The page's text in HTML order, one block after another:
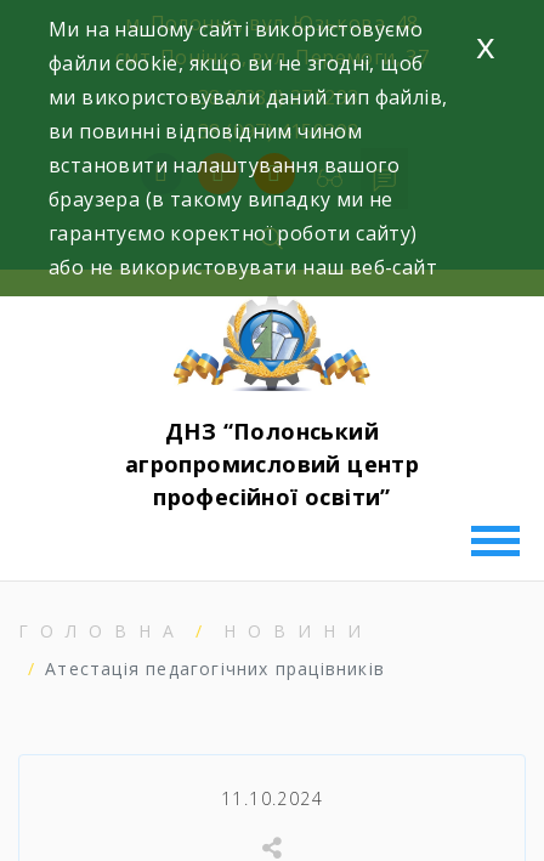
content
м. Полонне, вул. Юзькова, 48
смт. Понінка, вул. Перемоги, 37
+38 (0384) 371293
+38 (097) 4159398
facebookinstagramyoutube
ДНЗ “Полонський
агропромисловий центр
професійної освіти”
ГОЛОВНА
НОВИНИ
Атестація педагогічних працівників
11.10.2024
Ми на нашому сайті використовуємо
файли cookie, якщо ви не згодні, щоб
ми використовували даний тип файлів,
ви повинні відповідним чином
встановити налаштування вашого
браузера (в такому випадку ми не
гарантуємо коректної роботи сайту)
або не використовувати наш веб-сайт
x